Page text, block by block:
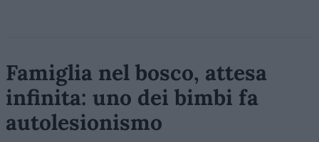
Famiglia nel bosco, attesa
infinita: uno dei bimbi fa
autolesionismo